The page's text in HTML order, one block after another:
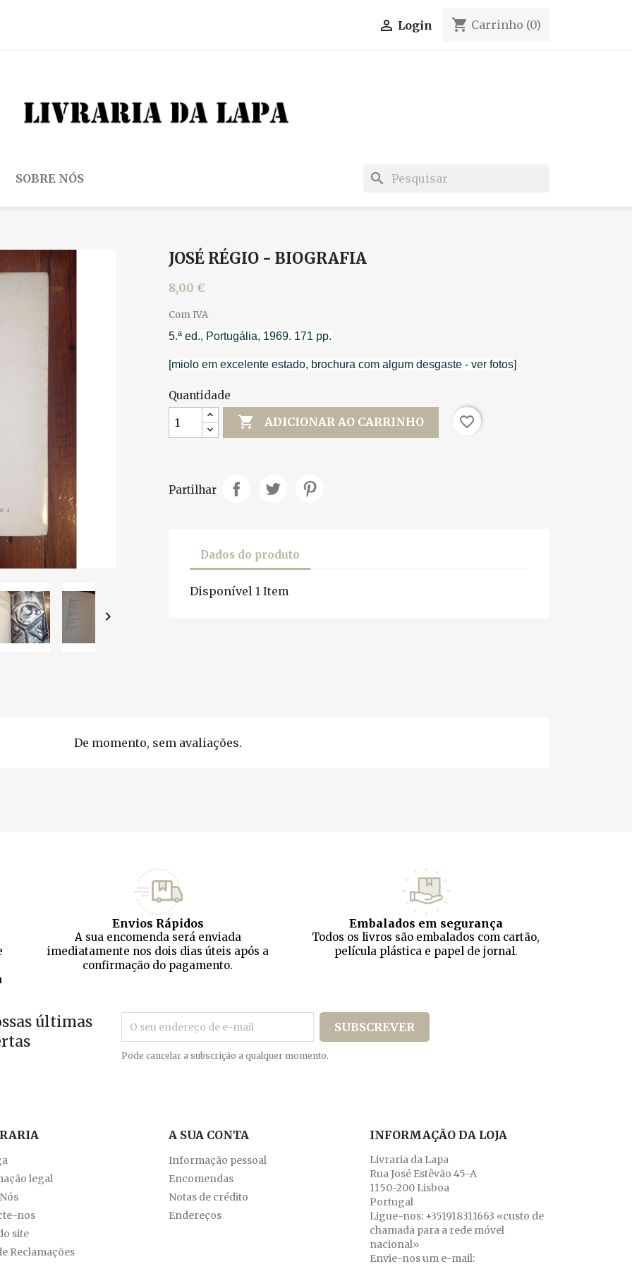
 Login shopping_cart Carrinho (0)
SOBRE NÓS search

JOSÉ RÉGIO - BIOGRAFIA
8,00 €
Com IVA
5.ª ed., Portugália, 1969. 171 pp.
[miolo em excelente estado, brochura com algum desgaste - ver fotos]
Quantidade
 ADICIONAR AO CARRINHO favorite_border
Partilhar
Dados do produto
Disponível 1 Item
De momento, sem avaliações.
Envios Rápidos
A sua encomenda será enviada
imediatamente nos dois dias úteis após a
confirmação do pagamento.
Embalados em segurança
Todos os livros são embalados com cartão,
película plástica e papel de jornal.
últimas
Pode cancelar a subscrição a qualquer momento.
legal
nos
site
Reclamações
A SUA CONTA
Informação pessoal
Encomendas
Notas de crédito
Endereços
INFORMAÇÃO DA LOJA
Livraria da Lapa
Rua José Estêvão 45-A
1150-200 Lisboa
Portugal
Ligue-nos: +351918311663 «custo de
chamada para a rede móvel
nacional»
Envie-nos um e-mail: